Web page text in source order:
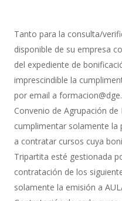
de
Bonificación
Tanto para la consulta/
disponible de su empresa
del expediente de
imprescindible la
por email a
Convenio de Agrupación
cumplimentar solamente la
a contratar cursos cuya
Tripartita esté gestionada
contratación de los
solamente la emisión a